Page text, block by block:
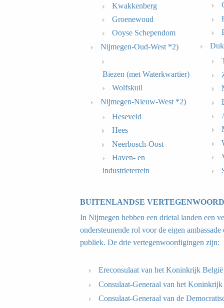
Kwakkenberg
Groenewoud
Ooyse Schependom
Nijmegen-Oud-West *2)
Biezen (met Waterkwartier)
Wolfskuil
Nijmegen-Nieuw-West *2)
Heseveld
Hees
Neerbosch-Oost
Haven- en
industrieterrein
BUITENLANDSE
In Nijmegen hebben een drietal landen een
ondersteunende rol voor de eigen
publiek. De drie vertegenwoordigingen zijn:
Ereconsulaat van het Koninkrijk België
Consulaat-Generaal van het
Consulaat-Generaal van de